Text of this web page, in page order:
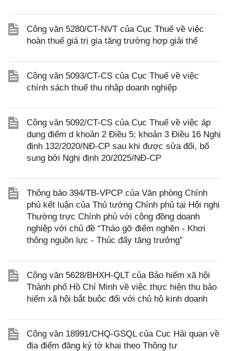
Công văn 5280/CT-NVT của Cục Thuế về việc
hoàn thuế giá trị gia tăng trường hợp giải thể
Công văn 5093/CT-CS của Cục Thuế về việc
chính sách thuế thu nhập doanh nghiệp
Công văn 5092/CT-CS của Cục Thuế về việc áp
dụng điểm d khoản 2 Điều 5; khoản 3 Điều 16 Nghị
định 132/2020/NĐ-CP sau khi được sửa đổi, bổ
sung bởi Nghị định 20/2025/NĐ-CP
Thông báo 394/TB-VPCP của Văn phòng Chính
phủ kết luận của Thủ tướng Chính phủ tại Hội nghị
Thường trực Chính phủ với cộng đồng doanh
nghiệp với chủ đề “Tháo gỡ điểm nghẽn - Khơi
thông nguồn lực - Thúc đẩy tăng trưởng”
Công văn 5628/BHXH-QLT của Bảo hiểm xã hội
Thành phố Hồ Chí Minh về việc thực hiện thu bảo
hiểm xã hội bắt buộc đối với chủ hộ kinh doanh
Công văn 18991/CHQ-GSQL của Cục Hải quan về
địa điểm đăng ký tờ khai theo Thông tư